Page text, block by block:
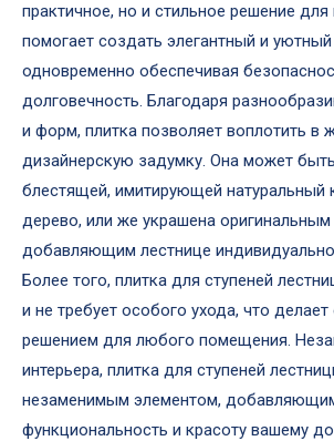
практичное, но и стильное решение для
помогает создать элегантный и
одновременно обеспечивая
долговечность. Благодаря
и форм, плитка позволяет воплотить в
дизайнерскую задумку. Она может
блестящей, имитирующей натуральный
дерево, или же украшена оригинальным
добавляющим лестнице
Более того, плитка для ступеней
и не требует особого ухода, что
решением для любого помещения.
интерьера, плитка для ступеней
незаменимым элементом,
функциональность и красоту вашему